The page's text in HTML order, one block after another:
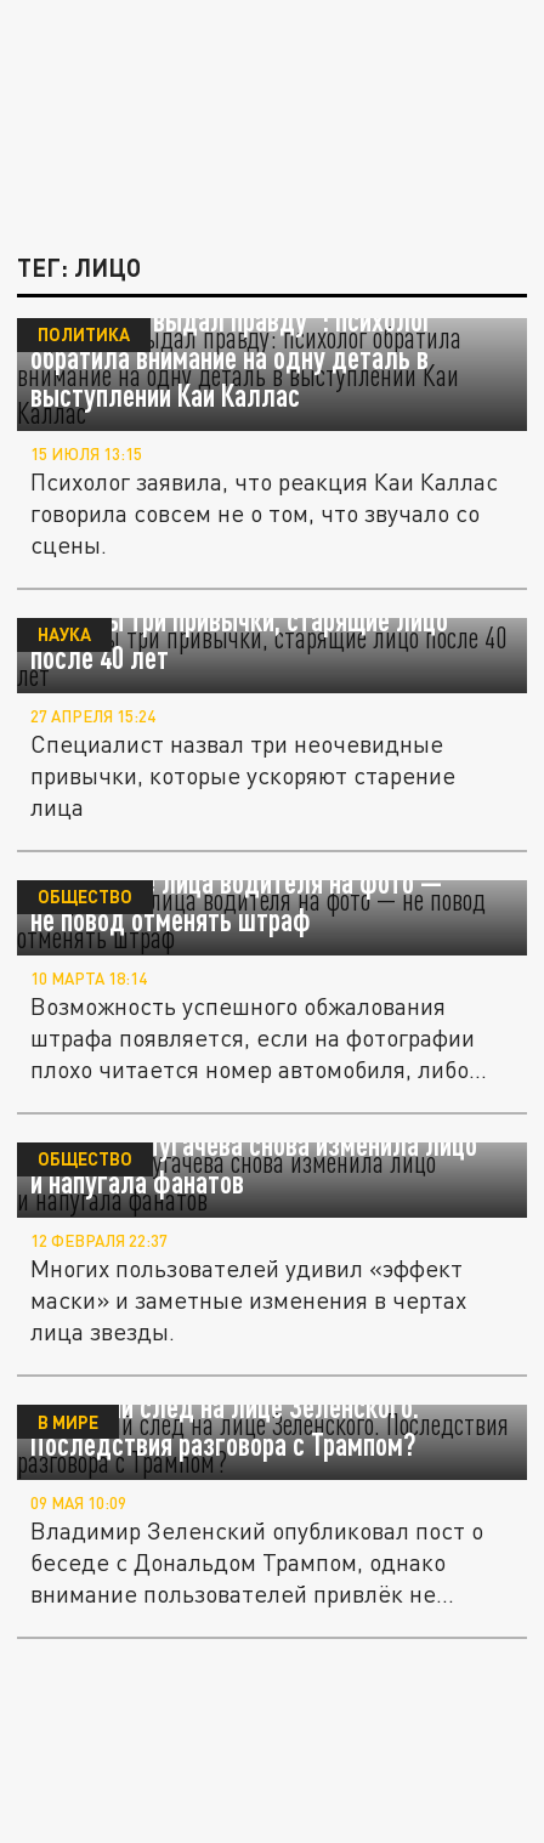
ТЕГ: ЛИЦО
"Организм выдал правду": психолог
обратила внимание на одну деталь в
выступлении Каи Каллас
ПОЛИТИКА
15 ИЮЛЯ 13:15
Психолог заявила, что реакция Каи Каллас
говорила совсем не о том, что звучало со
сцены.
Названы три привычки, старящие лицо
после 40 лет
НАУКА
27 АПРЕЛЯ 15:24
Специалист назвал три неочевидные
привычки, которые ускоряют старение
лица
Отсутствие лица водителя на фото —
не повод отменять штраф
ОБЩЕСТВО
10 МАРТА 18:14
Возможность успешного обжалования
штрафа появляется, если на фотографии
плохо читается номер автомобиля, либо...
76-летняя Пугачева снова изменила лицо
и напугала фанатов
ОБЩЕСТВО
12 ФЕВРАЛЯ 22:37
Многих пользователей удивил «эффект
маски» и заметные изменения в чертах
лица звезды.
Странный след на лице Зеленского.
Последствия разговора с Трампом?
В МИРЕ
09 МАЯ 10:09
Владимир Зеленский опубликовал пост о
беседе с Дональдом Трампом, однако
внимание пользователей привлёк не...